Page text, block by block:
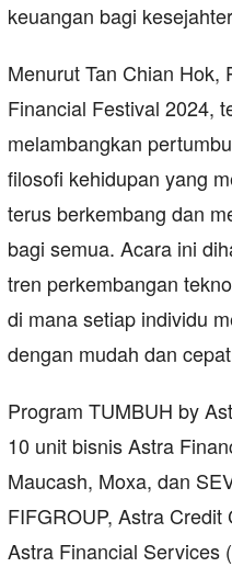
keuangan bagi
Menurut Tan Chian Hok,
Financial Festival 2024,
melambangkan
filosofi kehidupan yang
terus berkembang dan
bagi semua. Acara ini
tren perkembangan
di mana setiap individu
dengan mudah dan
Program TUMBUH by
10 unit bisnis Astra
Maucash, Moxa, dan
FIFGROUP, Astra
Astra Financial Services